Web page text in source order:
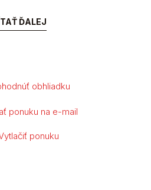
ĎALEJ
obhliadku
ponuku na e-mail
ponuku